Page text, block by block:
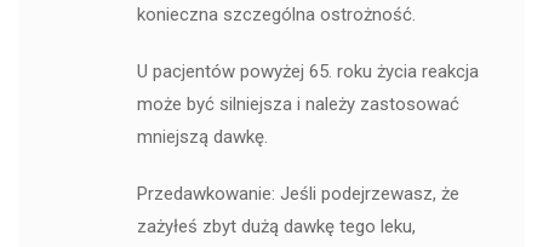
konieczna szczególna ostrożność.
U pacjentów powyżej 65. roku życia reakcja
może być silniejsza i należy zastosować
mniejszą dawkę.
Przedawkowanie: Jeśli podejrzewasz, że
zażyłeś zbyt dużą dawkę tego leku,